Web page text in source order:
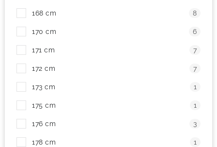
168 cm 8
170 cm 6
171 cm 7
172 cm 7
173 cm 1
175 cm 1
176 cm 3
178 cm 1